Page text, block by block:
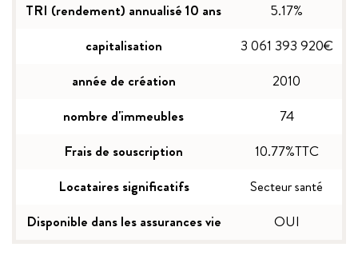
TRI (rendement) annualisé 10 ans
5.17%
capitalisation
3 061 393 920€
année de création
2010
nombre d'immeubles
74
Frais de souscription
10.77%TTC
Locataires significatifs
Secteur santé
Disponible dans les assurances vie
OUI